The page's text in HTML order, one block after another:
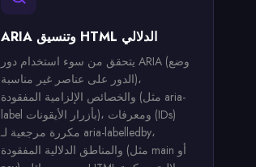
ARIA وتنسيق HTML الدلالي
يتحقق من سوء استخدام دور ARIA (وضع
الدور على عناصر غير مناسبة)،
والخصائص الإلزامية المفقودة (مثل aria-
label بأزرار الأيقونات)، ومعرفات (IDs)
مكررة مرجعية لـ aria-labelledby،
والمناطق الدلالية المفقودة (مثل main أو